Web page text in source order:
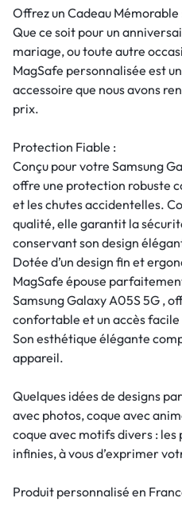
Offrez un Cadeau Mémorable
Que ce soit pour un
mariage, ou toute autre
MagSafe personnalisée est
accessoire que nous avons
prix.
Protection Fiable :
Conçu pour votre Samsung
offre une protection robuste
et les chutes accidentelles.
qualité, elle garantit la
conservant son design
Dotée d’un design fin et
MagSafe épouse
Samsung Galaxy A05S 5G ,
confortable et un accès
Son esthétique élégante
appareil.
Quelques idées de designs
avec photos, coque avec
coque avec motifs divers :
infinies, à vous d’exprimer
Produit personnalisé en